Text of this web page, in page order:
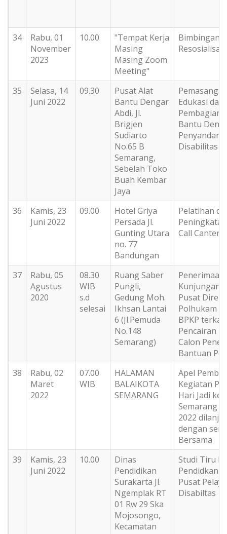
34
Rabu, 01
November
2023
10.00
"Tempat Kerja
Masing
Masing Zoom
Meeting"
Bimbingan
35
Selasa, 14
Juni 2022
09.30
Pusat Alat
Bantu Dengar
Abdi, Jl.
Brigjen
Sudiarto
No.65 B
Semarang,
Sebelah Toko
Buah Kembar
Jaya
Edukasi dan
Pembagian
Bantu
Penyandang
Disabilitas
36
Kamis, 23
Juni 2022
09.00
Hotel Griya
Persada Jl.
Gunting Utara
no. 77
Bandungan
Pelatihan
Call Canter
37
Rabu, 05
Agustus
2020
08.30
WIB
s.d
selesai
Ruang Saber
Pungli,
Gedung Moh.
Ikhsan Lantai
6 (Jl.Pemuda
No.148
Semarang)
Penerimaan
Kunjungan
Pusat
Polhukam
BPKP terkait
Pencairan
Calon
Bantuan
38
Rabu, 02
Maret
2022
07.00
WIB
HALAMAN
BALAIKOTA
SEMARANG
Apel
Kegiatan
Hari Jadi
Semarang
2022
dengan
Bersama
39
Kamis, 23
Juni 2022
10.00
Dinas
Pendidikan
Surakarta Jl.
Ngemplak RT
01 Rw 29 Ska
Mojosongo,
Kecamatan
Studi Tiru
Pendidkan
Pusat
Disabiltas